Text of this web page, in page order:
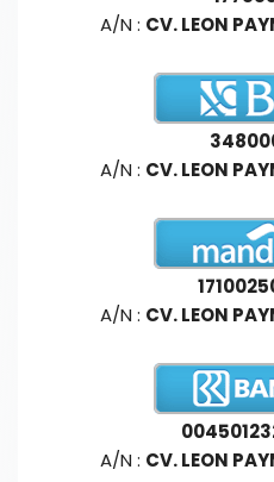
A/N : CV. LEON
A/N : CV. LEON
A/N : CV. LEON
A/N : CV. LEON